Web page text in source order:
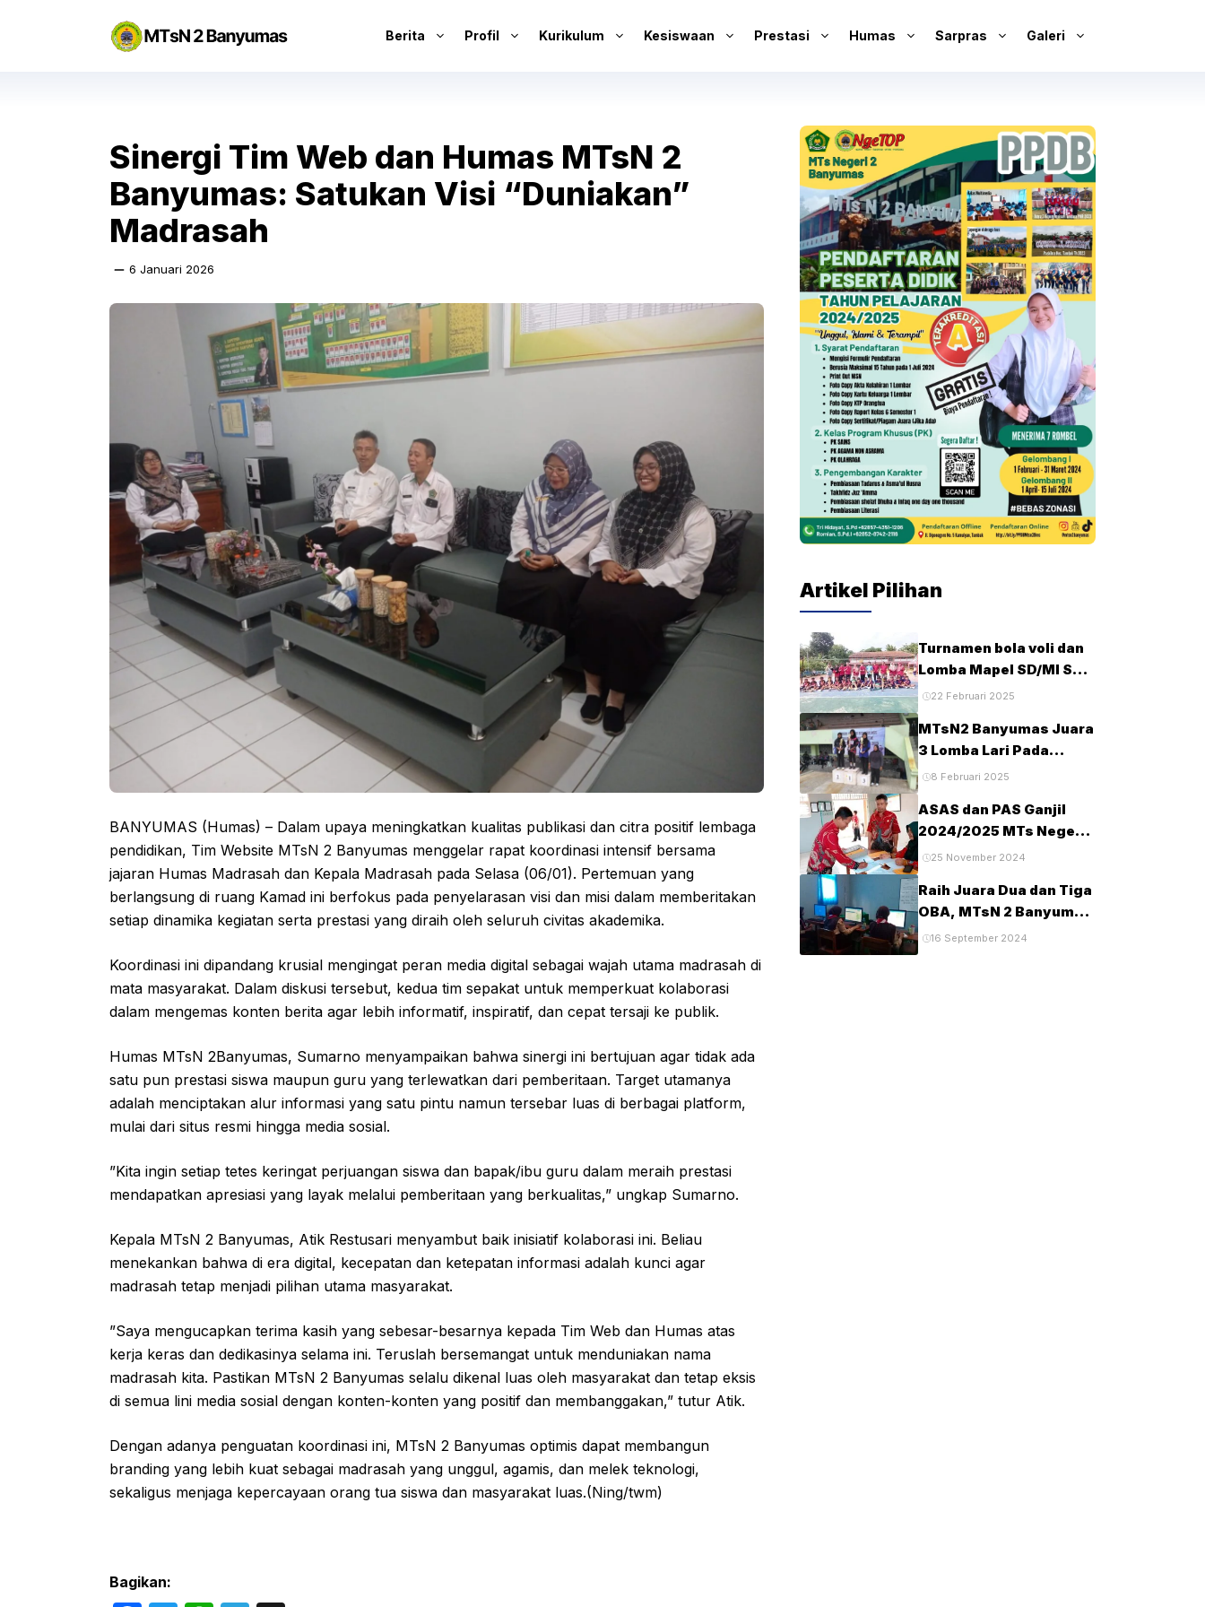
Berita Profil Kurikulum Kesiswaan Prestasi Humas Sarpras Galeri
Sinergi Tim Web dan Humas MTsN 2
Banyumas: Satukan Visi “Duniakan”
Madrasah
6 Januari 2026
BANYUMAS (Humas) – Dalam upaya meningkatkan kualitas publikasi dan citra positif lembaga
pendidikan, Tim Website MTsN 2 Banyumas menggelar rapat koordinasi intensif bersama
jajaran Humas Madrasah dan Kepala Madrasah pada Selasa (06/01). Pertemuan yang
berlangsung di ruang Kamad ini berfokus pada penyelarasan visi dan misi dalam memberitakan
setiap dinamika kegiatan serta prestasi yang diraih oleh seluruh civitas akademika.
​Koordinasi ini dipandang krusial mengingat peran media digital sebagai wajah utama madrasah di
mata masyarakat. Dalam diskusi tersebut, kedua tim sepakat untuk memperkuat kolaborasi
dalam mengemas konten berita agar lebih informatif, inspiratif, dan cepat tersaji ke publik.
Humas MTsN 2Banyumas, Sumarno menyampaikan bahwa sinergi ini bertujuan agar tidak ada
satu pun prestasi siswa maupun guru yang terlewatkan dari pemberitaan. Target utamanya
adalah menciptakan alur informasi yang satu pintu namun tersebar luas di berbagai platform,
mulai dari situs resmi hingga media sosial.
​”Kita ingin setiap tetes keringat perjuangan siswa dan bapak/ibu guru dalam meraih prestasi
mendapatkan apresiasi yang layak melalui pemberitaan yang berkualitas,” ungkap Sumarno.
​Kepala MTsN 2 Banyumas, Atik Restusari menyambut baik inisiatif kolaborasi ini. Beliau
menekankan bahwa di era digital, kecepatan dan ketepatan informasi adalah kunci agar
madrasah tetap menjadi pilihan utama masyarakat.
​”Saya mengucapkan terima kasih yang sebesar-besarnya kepada Tim Web dan Humas atas
kerja keras dan dedikasinya selama ini. Teruslah bersemangat untuk menduniakan nama
madrasah kita. Pastikan MTsN 2 Banyumas selalu dikenal luas oleh masyarakat dan tetap eksis
di semua lini media sosial dengan konten-konten yang positif dan membanggakan,” tutur Atik.
​Dengan adanya penguatan koordinasi ini, MTsN 2 Banyumas optimis dapat membangun
branding yang lebih kuat sebagai madrasah yang unggul, agamis, dan melek teknologi,
sekaligus menjaga kepercayaan orang tua siswa dan masyarakat luas.(Ning/twm)
Bagikan:
Artikel Pilihan
Turnamen bola voli dan
Lomba Mapel SD/MI Se-
kecamatan Tambak
Banyumas
22 Februari 2025
MTsN2 Banyumas Juara
3 Lomba Lari Pada
Porseni MTs Tingkat
Tahun 2025
8 Februari 2025
ASAS dan PAS Ganjil
2024/2025 MTs Negeri
2 Banyumas
Lancar
25 November 2024
Raih Juara Dua dan Tiga
OBA, MTsN 2 Banyumas
Lanjut Tingkat Provinsi
16 September 2024